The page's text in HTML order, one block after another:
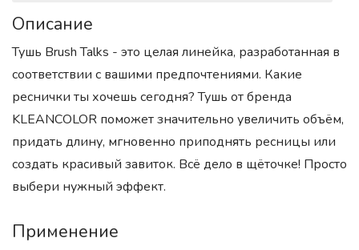
Описание
Тушь Brush Talks - это целая линейка, разработанная в
соответствии с вашими предпочтениями. Какие
реснички ты хочешь сегодня? Тушь от бренда
KLEANCOLOR поможет значительно увеличить объём,
придать длину, мгновенно приподнять ресницы или
создать красивый завиток. Всё дело в щёточке! Просто
выбери нужный эффект.
Применение